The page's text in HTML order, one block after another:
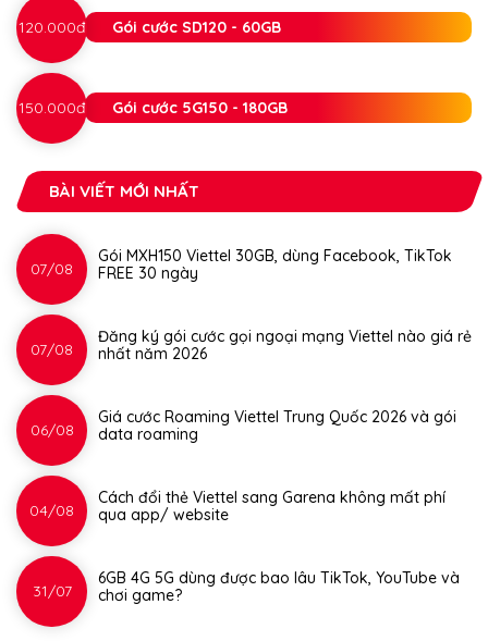
120.000đ Gói cước SD120 - 60GB
150.000đ Gói cước 5G150 - 180GB
BÀI VIẾT MỚI NHẤT
07/08
Gói MXH150 Viettel 30GB, dùng Facebook, TikTok
FREE 30 ngày
07/08
Đăng ký gói cước gọi ngoại mạng Viettel nào giá rẻ
nhất năm 2026
06/08
Giá cước Roaming Viettel Trung Quốc 2026 và gói
data roaming
04/08
Cách đổi thẻ Viettel sang Garena không mất phí
qua app/ website
31/07
6GB 4G 5G dùng được bao lâu TikTok, YouTube và
chơi game?